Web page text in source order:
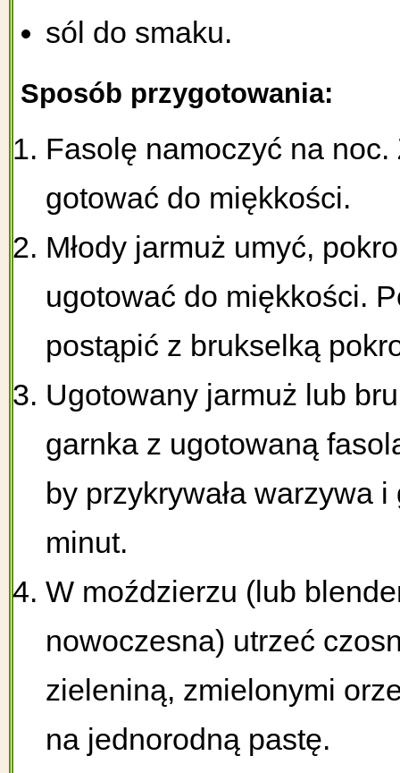
sól do smaku.
Sposób przygotowania:
Fasolę namoczyć na
gotować do miękkości.
Młody jarmuż umyć,
ugotować do miękkości.
postąpić z brukselką
Ugotowany jarmuż lub
garnka z ugotowaną
by przykrywała warzywa
minut.
W moździerzu (lub
nowoczesna) utrzeć
zieleniną, zmielonymi
na jednorodną pastę.